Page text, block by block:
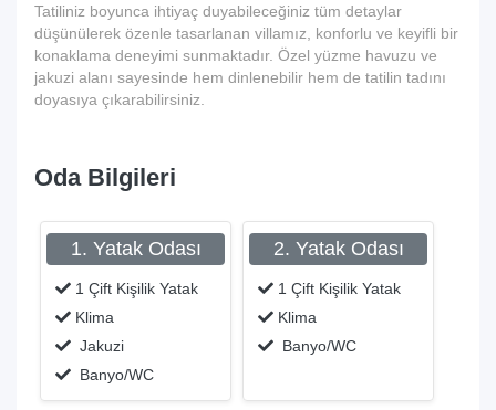
Tatiliniz boyunca ihtiyaç duyabileceğiniz tüm detaylar
düşünülerek özenle tasarlanan villamız, konforlu ve keyifli bir
konaklama deneyimi sunmaktadır. Özel yüzme havuzu ve
jakuzi alanı sayesinde hem dinlenebilir hem de tatilin tadını
doyasıya çıkarabilirsiniz.
Oda Bilgileri
1. Yatak Odası
1 Çift Kişilik Yatak
Klima
Jakuzi
Banyo/WC
2. Yatak Odası
1 Çift Kişilik Yatak
Klima
Banyo/WC